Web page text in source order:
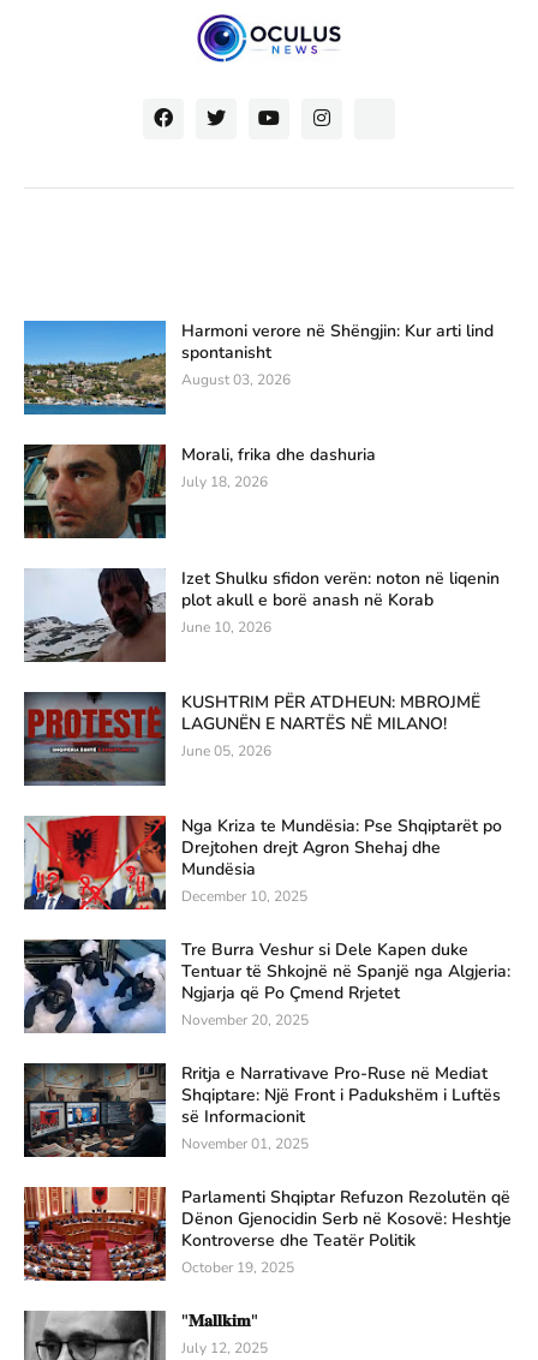
Harmoni verore në Shëngjin: Kur arti lind
spontanisht
August 03, 2026
Morali, frika dhe dashuria
July 18, 2026
Izet Shulku sfidon verën: noton në liqenin
plot akull e borë anash në Korab
June 10, 2026
KUSHTRIM PËR ATDHEUN: MBROJMË
LAGUNËN E NARTËS NË MILANO!
June 05, 2026
Nga Kriza te Mundësia: Pse Shqiptarët po
Drejtohen drejt Agron Shehaj dhe
Mundësia
December 10, 2025
Tre Burra Veshur si Dele Kapen duke
Tentuar të Shkojnë në Spanjë nga Algjeria:
Ngjarja që Po Çmend Rrjetet
November 20, 2025
Rritja e Narrativave Pro-Ruse në Mediat
Shqiptare: Një Front i Padukshëm i Luftës
së Informacionit
November 01, 2025
Parlamenti Shqiptar Refuzon Rezolutën që
Dënon Gjenocidin Serb në Kosovë: Heshtje
Kontroverse dhe Teatër Politik
October 19, 2025
"𝐌𝐚𝐥𝐥𝐤𝐢𝐦"
July 12, 2025